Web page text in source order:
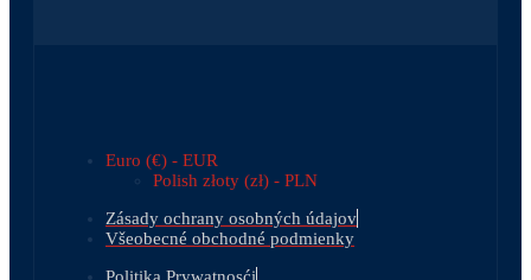
Euro (€) - EUR
Polish złoty (zł) - PLN
Zásady ochrany osobných údajov
Všeobecné obchodné podmienky